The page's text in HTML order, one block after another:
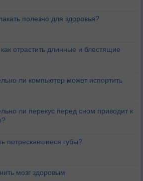
полезно для здоровья?
как отрастить длинные и блестящие
ли компьютер может испортить
ли перекус перед сном приводит к
потрескавшиеся губы?
мозг здоровым